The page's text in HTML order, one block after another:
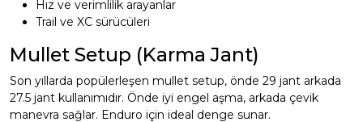
Hız ve verimlilik arayanlar
Trail ve XC sürücüleri
Mullet Setup (Karma Jant)
Son yıllarda popülerleşen mullet setup, önde 29 jant arkada
27.5 jant kullanımıdır. Önde iyi engel aşma, arkada çevik
manevra sağlar. Enduro için ideal denge sunar.